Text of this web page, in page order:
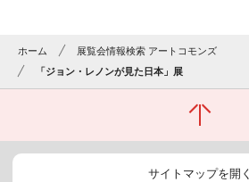
ホーム
展覧会情報検索 アートコモンズ
「ジョン・レノンが見た日本」展
サイトマップを開く